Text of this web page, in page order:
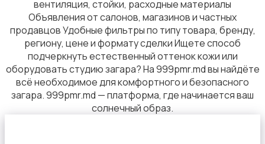
Макияж
вентиляция, стойки, расходные материалы
Объявления от салонов, магазинов и частных
продавцов Удобные фильтры по типу товара, бренду,
региону, цене и формату сделки Ищете способ
подчеркнуть естественный оттенок кожи или
оборудовать студию загара? На 999pmr.md вы найдёте
всё необходимое для комфортного и безопасного
загара. 999pmr.md — платформа, где начинается ваш
солнечный образ.